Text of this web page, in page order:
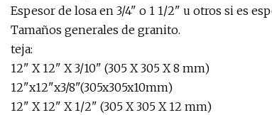
Espesor de losa en 3/4" o 1 1/2" u otros si es
Tamaños generales de granito.
teja:
12" X 12" X 3/10" (305 X 305 X 8 mm)
12"x12"x3/8"(305x305x10mm)
12" X 12" X 1/2" (305 X 305 X 12 mm)